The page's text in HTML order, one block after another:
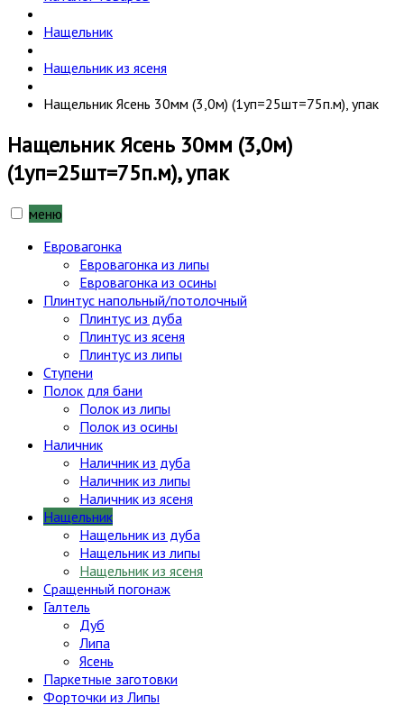
Нащельник
Нащельник из ясеня
Нащельник Ясень 30мм (3,0м) (1уп=25шт=75п.м), упак
Нащельник Ясень 30мм (3,0м)
(1уп=25шт=75п.м), упак
меню
Евровагонка
Евровагонка из липы
Евровагонка из осины
Плинтус напольный/потолочный
Плинтус из дуба
Плинтус из ясеня
Плинтус из липы
Ступени
Полок для бани
Полок из липы
Полок из осины
Наличник
Наличник из дуба
Наличник из липы
Наличник из ясеня
Нащельник
Нащельник из дуба
Нащельник из липы
Нащельник из ясеня
Сращенный погонаж
Галтель
Дуб
Липа
Ясень
Паркетные заготовки
Форточки из Липы